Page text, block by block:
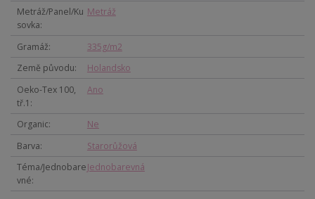
Metráž/Panel/Ku
sovka
Metráž
Gramáž
335g/m2
Země původu
Holandsko
Oeko-Tex 100,
tř.1
Ano
Organic
Ne
Barva
Starorůžová
Téma/Jednobare
vné
Jednobarevná